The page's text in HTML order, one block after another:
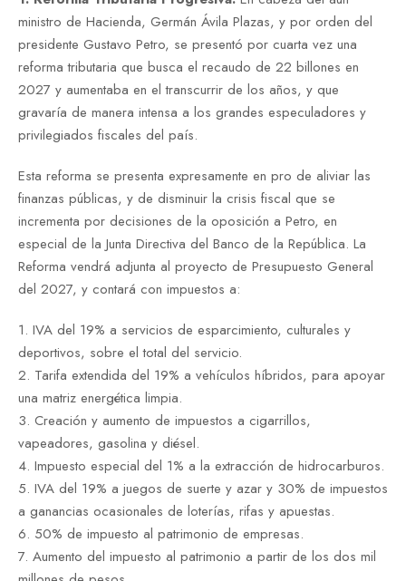
ministro de Hacienda, Germán Ávila Plazas, y por orden del
presidente Gustavo Petro, se presentó por cuarta vez una
reforma tributaria que busca el recaudo de 22 billones en
2027 y aumentaba en el transcurrir de los años, y que
gravaría de manera intensa a los grandes especuladores y
privilegiados fiscales del país.
Esta reforma se presenta expresamente en pro de aliviar las
finanzas públicas, y de disminuir la crisis fiscal que se
incrementa por decisiones de la oposición a Petro, en
especial de la Junta Directiva del Banco de la República. La
Reforma vendrá adjunta al proyecto de Presupuesto General
del 2027, y contará con impuestos a:
1. IVA del 19% a servicios de esparcimiento, culturales y
deportivos, sobre el total del servicio.
2. Tarifa extendida del 19% a vehículos híbridos, para apoyar
una matriz energética limpia.
3. Creación y aumento de impuestos a cigarrillos,
vapeadores, gasolina y diésel.
4. Impuesto especial del 1% a la extracción de hidrocarburos.
5. IVA del 19% a juegos de suerte y azar y 30% de impuestos
a ganancias ocasionales de loterías, rifas y apuestas.
6. 50% de impuesto al patrimonio de empresas.
7. Aumento del impuesto al patrimonio a partir de los dos mil